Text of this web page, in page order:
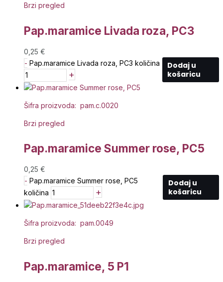
Brzi pregled
Pap.maramice Livada roza, PC3
0,25 €
- Pap.maramice Livada roza, PC3 količina
+
Dodaj u
košaricu
Šifra proizvoda: pam.c.0020
Brzi pregled
Pap.maramice Summer rose, PC5
0,25 €
- Pap.maramice Summer rose, PC5
količina
+
Dodaj u
košaricu
Šifra proizvoda: pam.0049
Brzi pregled
Pap.maramice, 5 P1